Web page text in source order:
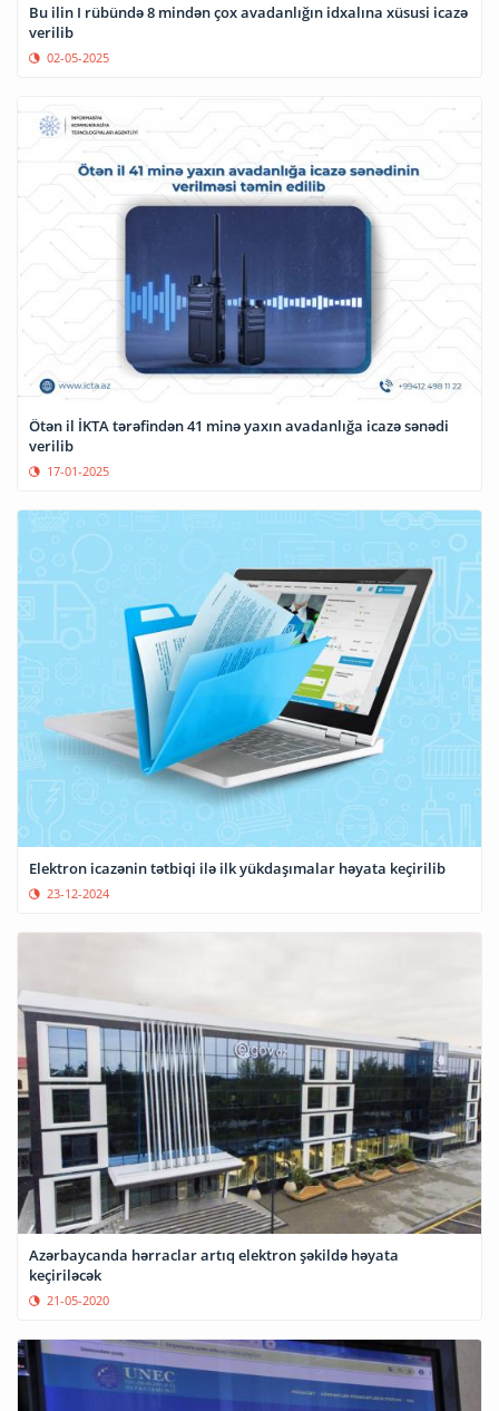
Bu ilin I rübündə 8 mindən çox avadanlığın idxalına xüsusi icazə
verilib
02-05-2025
Ötən il İKTA tərəfindən 41 minə yaxın avadanlığa icazə sənədi
verilib
17-01-2025
Elektron icazənin tətbiqi ilə ilk yükdaşımalar həyata keçirilib
23-12-2024
Azərbaycanda hərraclar artıq elektron şəkildə həyata
keçiriləcək
21-05-2020